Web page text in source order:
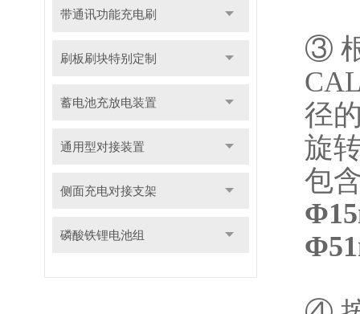
带通讯功能充电刷
刷板刷块特别定制
蓄电池充放电装置
通用型对接装置
侧面充电对接支架
磷酸铁锂电池组
③
径
旋
包
Φ15
Φ51